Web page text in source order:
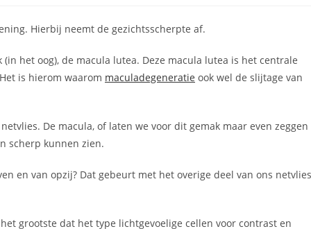
Hierbij neemt de gezichtsscherpte af.
het oog), de macula lutea. Deze macula lutea is het centrale
is hierom waarom maculadegeneratie ook wel de slijtage van
De macula, of laten we voor dit gemak maar even zeggen
scherp kunnen zien.
en van opzij? Dat gebeurt met het overige deel van ons netvlies
grootste dat het type lichtgevoelige cellen voor contrast en